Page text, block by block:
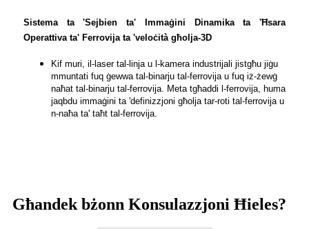
Sistema ta 'Sejbien ta' Immaġini Dinamika ta 'Ħsara
Operattiva ta' Ferrovija ta 'veloċità għolja-3D
Kif muri, il-laser tal-linja u l-kamera industrijali jistgħu jiġu
mmuntati fuq ġewwa tal-binarju tal-ferrovija u fuq iż-żewġ
naħat tal-binarju tal-ferrovija. Meta tgħaddi l-ferrovija, huma
jaqbdu immaġini ta 'definizzjoni għolja tar-roti tal-ferrovija u
n-naħa ta' taħt tal-ferrovija.
Għandek bżonn Konsulazzjoni Ħieles?